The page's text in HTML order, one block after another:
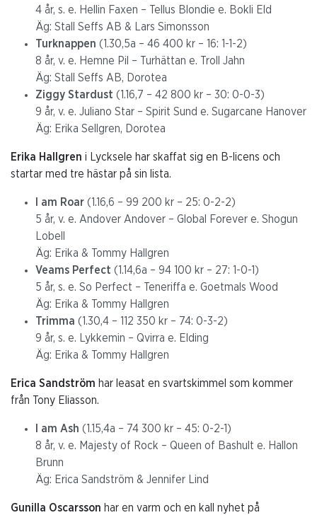
4 år, s. e. Hellin Faxen – Tellus Blondie e. Bokli Eld
Äg: Stall Seffs AB & Lars Simonsson
Turknappen (1.30,5a – 46 400 kr – 16: 1-1-2)
8 år, v. e. Hemne Pil – Turhättan e. Troll Jahn
Äg: Stall Seffs AB, Dorotea
Ziggy Stardust (1.16,7 – 42 800 kr – 30: 0-0-3)
9 år, v. e. Juliano Star – Spirit Sund e. Sugarcane Hanover
Äg: Erika Sellgren, Dorotea
Erika Hallgren i Lycksele har skaffat sig en B-licens och
startar med tre hästar på sin lista.
I am Roar (1.16,6 – 99 200 kr – 25: 0-2-2)
5 år, v. e. Andover Andover – Global Forever e. Shogun
Lobell
Äg: Erika & Tommy Hallgren
Veams Perfect (1.14,6a – 94 100 kr – 27: 1-0-1)
5 år, s. e. So Perfect – Teneriffa e. Goetmals Wood
Äg: Erika & Tommy Hallgren
Trimma (1.30,4 – 112 350 kr – 74: 0-3-2)
9 år, s. e. Lykkemin – Qvirra e. Elding
Äg: Erika & Tommy Hallgren
Erica Sandström har leasat en svartskimmel som kommer
från Tony Eliasson.
I am Ash (1.15,4a – 74 300 kr – 45: 0-2-1)
8 år, v. e. Majesty of Rock – Queen of Bashult e. Hallon
Brunn
Äg: Erica Sandström & Jennifer Lind
Gunilla Oscarsson har en varm och en kall nyhet på